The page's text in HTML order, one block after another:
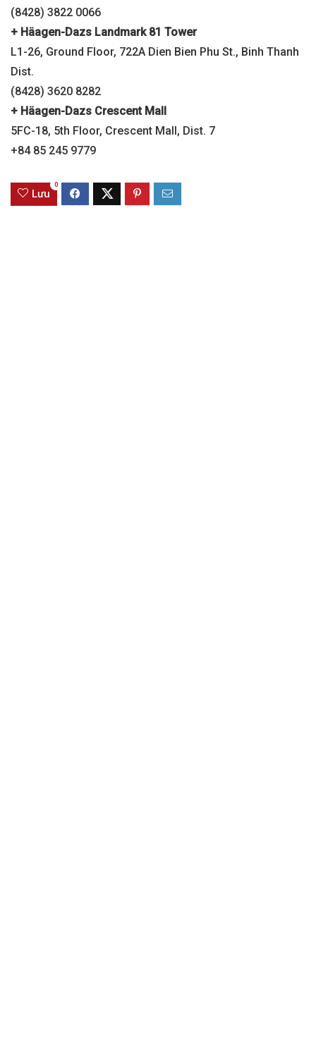
(8428) 3822 0066
+ Häagen-Dazs Landmark 81 Tower
L1-26, Ground Floor, 722A Dien Bien Phu St., Binh Thanh
Dist.
(8428) 3620 8282
+ Häagen-Dazs Crescent Mall
5FC-18, 5th Floor, Crescent Mall, Dist. 7
+84 85 245 9779
Lưu
0